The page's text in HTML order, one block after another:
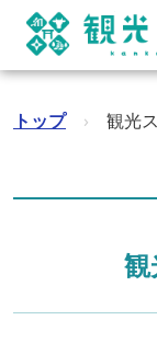
トップ › 観光
観